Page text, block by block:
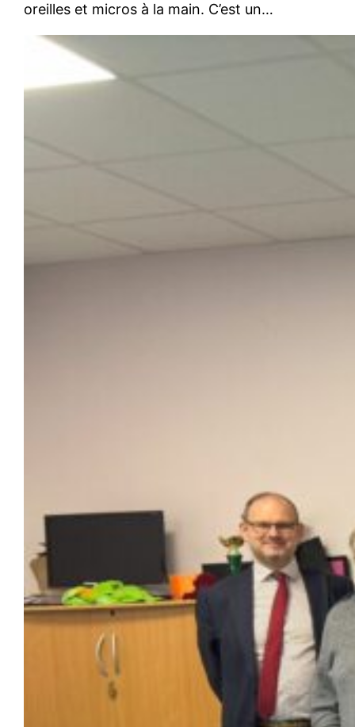
oreilles et micros à la main. C’est un…